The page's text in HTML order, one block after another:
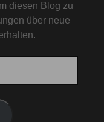
diesen Blog zu
über neue